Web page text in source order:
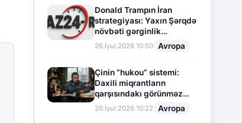
Donald Trampın İran
strategiyası: Yaxın Şərqdə
növbəti gərginlik
mərhələsi
26.İyul.2026 10:50 Avropa
Çinin “hukou” sistemi:
Daxili miqrantların
qarşısındakı görünməz
sədd
26.İyul.2026 10:22 Avropa